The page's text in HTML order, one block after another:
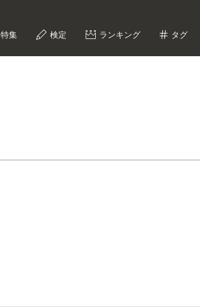
特集 検定 ランキング タグ